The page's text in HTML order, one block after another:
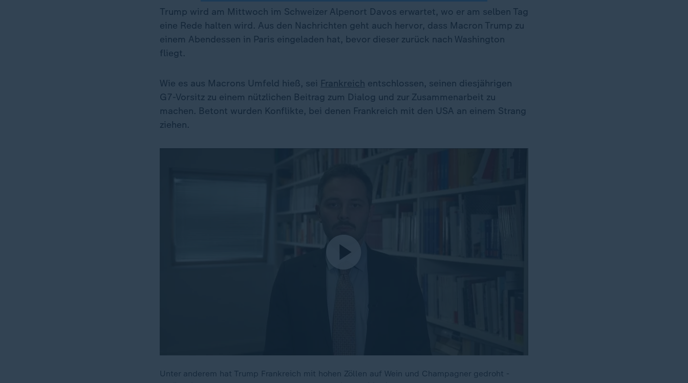
Trump wird am Mittwoch im Schweizer Alpenort Davos erwartet, wo er am selben Tag
eine Rede halten wird. Aus den Nachrichten geht auch hervor, dass Macron Trump zu
einem Abendessen in Paris eingeladen hat, bevor dieser zurück nach Washington
fliegt.
Wie es aus Macrons Umfeld hieß, sei Frankreich entschlossen, seinen diesjährigen
G7-Vorsitz zu einem nützlichen Beitrag zum Dialog und zur Zusammenarbeit zu
machen. Betont wurden Konflikte, bei denen Frankreich mit den USA an einem Strang
ziehen.
Unter anderem hat Trump Frankreich mit hohen Zöllen auf Wein und Champagner gedroht -